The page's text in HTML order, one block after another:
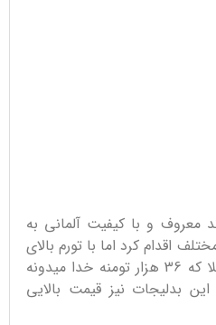
معروف و با کیفیت آلمانی به
اقدام کرد اما با تورم بالای
کشور و قیمت بالای دلار (فعلا که 36 هزار تومنه خدا میدونه
بدلیجات نیز قیمت بالایی